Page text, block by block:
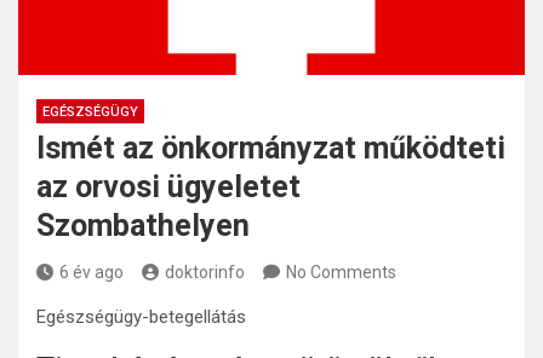
EGÉSZSÉGÜGY
Ismét az önkormányzat működteti
az orvosi ügyeletet
Szombathelyen
6 év ago doktorinfo No Comments
Egészségügy-betegellátás